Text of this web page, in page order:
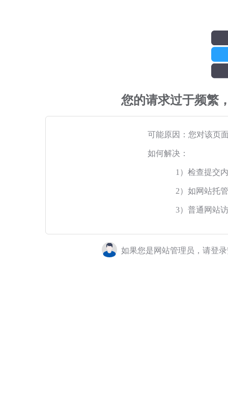
您的请求过于频繁
可能原因：您对该页
如何解决：
1）检查提交
2）如网站托
3）普通网站
如果您是网站管理员，请登